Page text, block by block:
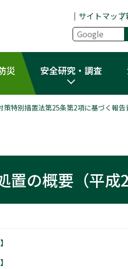
サイトマップ
災 安全研究・調査
策特別措置法第25条第2項に基づく報告
の概要（平成